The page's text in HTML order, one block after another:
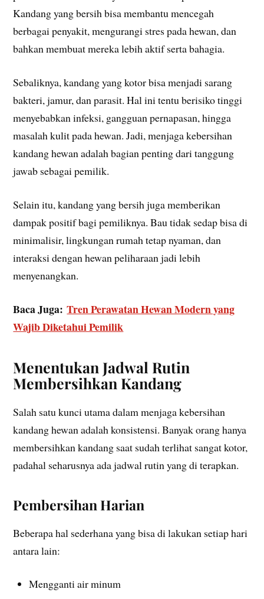
Kandang yang bersih bisa membantu mencegah
berbagai penyakit, mengurangi stres pada hewan, dan
bahkan membuat mereka lebih aktif serta bahagia.
Sebaliknya, kandang yang kotor bisa menjadi sarang
bakteri, jamur, dan parasit. Hal ini tentu berisiko tinggi
menyebabkan infeksi, gangguan pernapasan, hingga
masalah kulit pada hewan. Jadi, menjaga kebersihan
kandang hewan adalah bagian penting dari tanggung
jawab sebagai pemilik.
Selain itu, kandang yang bersih juga memberikan
dampak positif bagi pemiliknya. Bau tidak sedap bisa di
minimalisir, lingkungan rumah tetap nyaman, dan
interaksi dengan hewan peliharaan jadi lebih
menyenangkan.
Baca Juga:Tren Perawatan Hewan Modern yang
Wajib Diketahui Pemilik
Menentukan Jadwal Rutin
Membersihkan Kandang
Salah satu kunci utama dalam menjaga kebersihan
kandang hewan adalah konsistensi. Banyak orang hanya
membersihkan kandang saat sudah terlihat sangat kotor,
padahal seharusnya ada jadwal rutin yang di terapkan.
Pembersihan Harian
Beberapa hal sederhana yang bisa di lakukan setiap hari
antara lain:
Mengganti air minum